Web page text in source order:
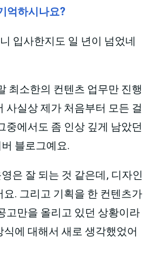
억하시나요?
입사한지도 일 년이 넘었네
최소한의 컨텐츠 업무만 진행
사실상 제가 처음부터 모든 걸
중에서도 좀 인상 깊게 남았던
블로그예요.
은 잘 되는 것 같은데, 디자인
. 그리고 기획을 한 컨텐츠가
고만을 올리고 있던 상황이라
에 대해서 새로 생각했었어